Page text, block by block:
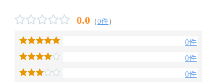
0.0 （0件）
0件
0件
0件